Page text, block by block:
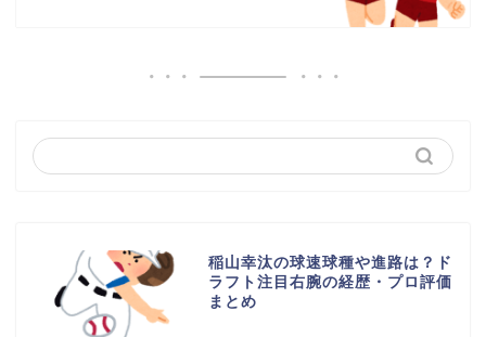
稲山幸汰の球速球種や進路は？ド
ラフト注目右腕の経歴・プロ評価
まとめ